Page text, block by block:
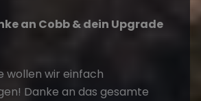
an Cobb & dein Upgrade
wollen wir einfach
Danke an das gesamte